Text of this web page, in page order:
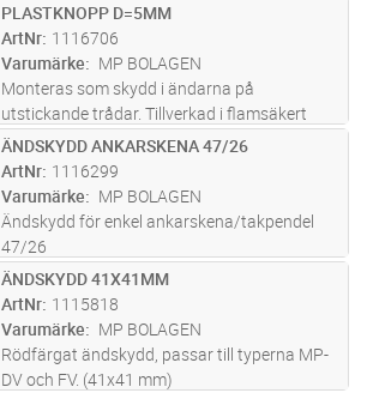
FP Lägg i kundvagn
PLASTKNOPP D=5MM
ArtNr 1116706
Varumärke
MP BOLAGEN
Monteras som skydd i ändarna på
utstickande trådar. Tillverkad i flamsäkert
material. 100 st/förpackning.
ST Lägg i kundvagn
ÄNDSKYDD ANKARSKENA 47/26
ArtNr 1116299
Varumärke
MP BOLAGEN
Ändskydd för enkel ankarskena/takpendel
47/26
ST Lägg i kundvagn
ÄNDSKYDD 41X41MM
ArtNr 1115818
Varumärke
MP BOLAGEN
Rödfärgat ändskydd, passar till typerna MP-
DV och FV. (41x41 mm)